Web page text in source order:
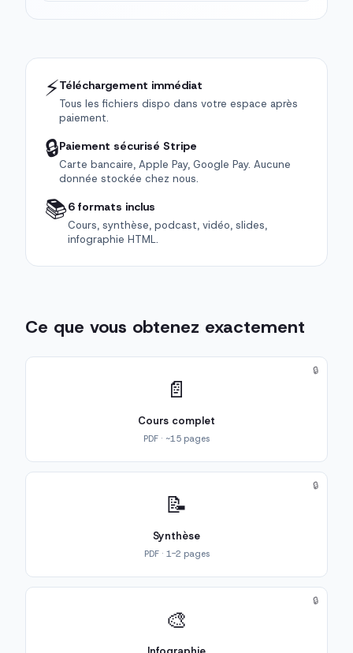
⚡Téléchargement immédiat
Tous les fichiers dispo dans votre espace après
paiement.
🔒Paiement sécurisé Stripe
Carte bancaire, Apple Pay, Google Pay. Aucune
donnée stockée chez nous.
📚6 formats inclus
Cours, synthèse, podcast, vidéo, slides,
infographie HTML.
Ce que vous obtenez exactement
📄
Cours complet
PDF · ~15 pages
🔒
📝
Synthèse
PDF · 1-2 pages
🔒
🎨
🔒